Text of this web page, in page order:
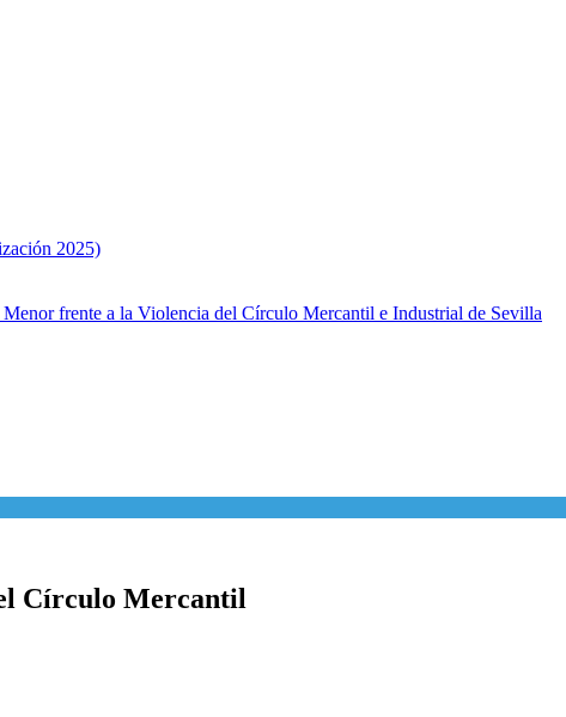
2025)
frente a la Violencia del Círculo Mercantil e Industrial de Sevilla
Círculo Mercantil